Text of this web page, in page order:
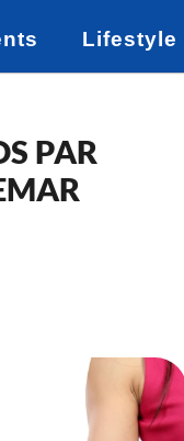
Lifestyle
PAR